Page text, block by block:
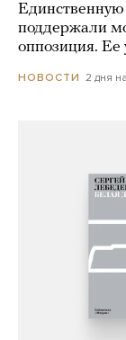
поддержали
оппозиция. Ее
НОВОСТИ 2 дня